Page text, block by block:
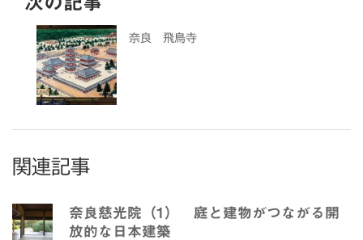
奈良 飛鳥寺
関連記事
奈良慈光院（1） 庭と建物がつながる開
放的な日本建築